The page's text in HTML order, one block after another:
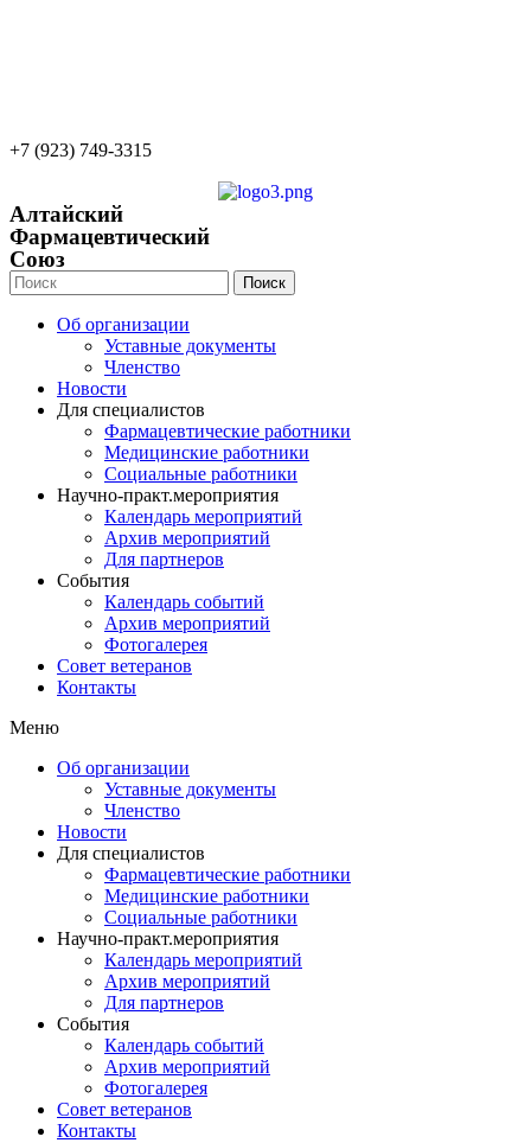
+7 (923) 749-3315
Алтайский
Фармацевтический
Союз
Поиск
Об организации
Уставные документы
Членство
Новости
Для специалистов
Фармацевтические работники
Медицинские работники
Социальные работники
Научно-практ.мероприятия
Календарь мероприятий
Архив мероприятий
Для партнеров
События
Календарь событий
Архив мероприятий
Фотогалерея
Совет ветеранов
Контакты
Меню
Об организации
Уставные документы
Членство
Новости
Для специалистов
Фармацевтические работники
Медицинские работники
Социальные работники
Научно-практ.мероприятия
Календарь мероприятий
Архив мероприятий
Для партнеров
События
Календарь событий
Архив мероприятий
Фотогалерея
Совет ветеранов
Контакты